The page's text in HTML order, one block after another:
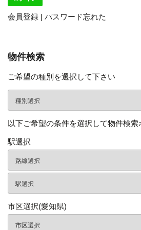
会員登録 | パスワード忘れた
物件検索
ご希望の種別を選択して下さい
以下ご希望の条件を選択して物件検
駅選択
市区選択(愛知県)